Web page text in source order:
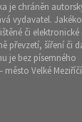
je chráněn
vydavatel.
či
převzetí, šíření či
je bez písemného
město Velké